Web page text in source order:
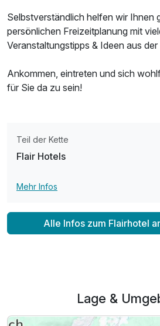
Selbstverständlich helfen wir Ihnen
persönlichen Freizeitplanung mit
Veranstaltungstipps & Ideen aus der
Ankommen, eintreten und sich
für Sie da zu sein!
Teil der Kette
Flair Hotels
Mehr Infos
Alle Infos zum Flairhotel
Lage &